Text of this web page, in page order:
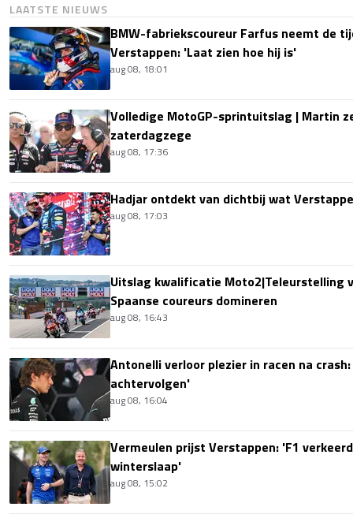
LAATSTE NIEUWS
BMW-fabriekscoureur Farfus neemt de
Verstappen: 'Laat zien hoe hij is'
aug 08, 18:01
Volledige MotoGP-sprintuitslag | Martin
zaterdagzege
aug 08, 17:36
Hadjar ontdekt van dichtbij wat
aug 08, 17:03
Uitslag kwalificatie Moto2|Teleurstelling
Spaanse coureurs domineren
aug 08, 16:43
Antonelli verloor plezier in racen na
achtervolgen'
aug 08, 16:04
Vermeulen prijst Verstappen: 'F1
winterslaap'
aug 08, 15:02